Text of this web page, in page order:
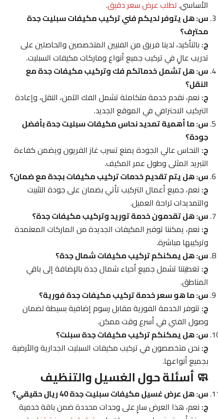
الأساسي.لطلب عرض سعر دقيق.
س: هل يتوفر لديكم فني تركيب مكيفات سبليت جدة
محترف؟
ج: بالتأكيد، لدينا فريق من الفنيين المتخصصين والحاصلين على
تدريب عالٍ في تركيب جميع أنواع وماركات مكيفات السبليت.
س: هل تشمل خدماتكم فك وتركيب مكيفات جدة مع
النقل؟
ج: نعم، نقدم خدمة متكاملة تشمل الفك الآمن، النقل، وإعادة
التركيب الاحترافي في الموقع الجديد.
س: ما أهمية تمديد نحاس مكيفات سبليت جدة بأفضل
جودة؟
ج: النحاس عالي الجودة يمنع تسرب غاز الفريون ويضمن كفاءة
التبريد المثلى وطول عمر المكيف.
س: هل يتم تقديم خدمات تركيب مكيفات بجدة مع ضمان؟
ج: نعم، جميع أعمال التركيب تأتي بضمان على جودة التثبيت
والتمديدات لراحة العميل.
س: هل تقدمون خدمة توريد وتركيب مكيفات جدة؟
ج: نعم، يمكننا توفير المكيفات الجديدة من الماركات المعتمدة
وتركيبها مباشرة.
س: هل يمكنكم تركيب مكيفات شمال جدة؟
ج: تغطيتنا تشمل جميع أحياء شمال جدة بالإضافة إلى باقي
المناطق.
س: ما هو سعر خدمة تركيب مكيفات جدة فورية؟
ج: تتوفر الخدمة الفورية مقابل رسوم إضافية بسيطة لضمان
وصول الفني في أسرع وقت ممكن.
س: هل يمكنكم تركيب مكيفات جدة سبلت؟
ج: نحن متخصصون في تركيب مكيفات السبليت الجدارية والأرضية
بجميع أنواعها.
🧼 أسئلة حول الغسيل والتنظيف
س: هل عرض غسيل مكيفات سبليت جدة 40 ريال حقيقي؟
ج: نعم، هذا العرض سارٍ على وحدات محددة ضمن باقة خدمية